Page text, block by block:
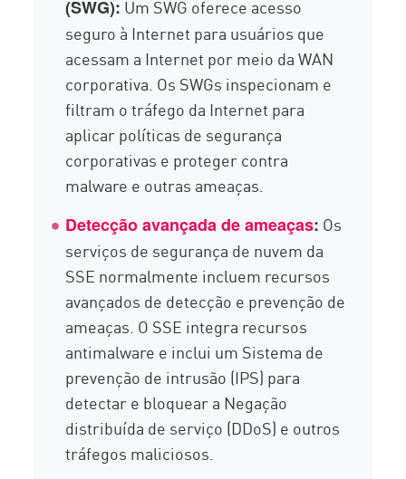
(SWG): Um SWG oferece acesso
seguro à Internet para usuários que
acessam a Internet por meio da WAN
corporativa. Os SWGs inspecionam e
filtram o tráfego da Internet para
aplicar políticas de segurança
corporativas e proteger contra
malware e outras ameaças.
Detecção avançada de ameaças: Os
serviços de segurança de nuvem da
SSE normalmente incluem recursos
avançados de detecção e prevenção de
ameaças. O SSE integra recursos
antimalware e inclui um Sistema de
prevenção de intrusão (IPS) para
detectar e bloquear a Negação
distribuída de serviço (DDoS) e outros
tráfegos maliciosos.